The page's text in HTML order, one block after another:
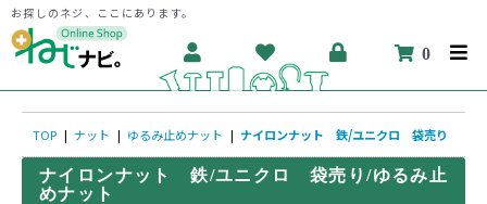
お探しのネジ、ここにあります。
0
TOP | ナット | ゆるみ止めナット | ナイロンナット 鉄/ユニクロ 袋売り
ナイロンナット 鉄/ユニクロ 袋売り/ゆるみ止
めナット